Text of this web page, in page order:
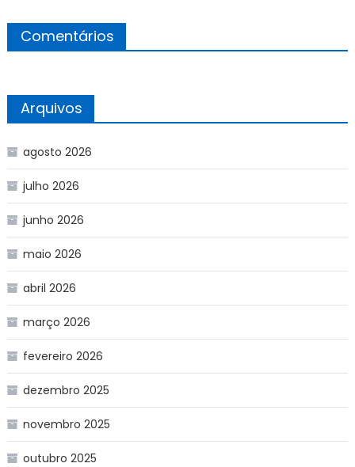
Comentários
Arquivos
agosto 2026
julho 2026
junho 2026
maio 2026
abril 2026
março 2026
fevereiro 2026
dezembro 2025
novembro 2025
outubro 2025